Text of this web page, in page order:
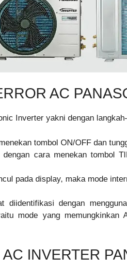
AC
Inverter yakni dengan
tombol ON/OFF dan
cara menekan tombol
pada display, maka mode
diidentifikasi dengan
mode yang memungkinkan
INVERTER